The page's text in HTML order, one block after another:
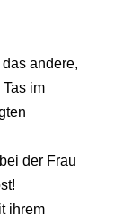
andere,
im
der Frau
ihrem